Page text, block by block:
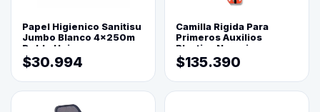
Papel Higienico Sanitisu
Jumbo Blanco 4x250m
Doble Hoja
$30.994
Camilla Rigida Para
Primeros Auxilios
Plastica Naranja
$135.390